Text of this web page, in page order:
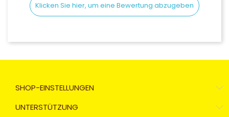
Klicken Sie hier, um eine Bewertung abzugeben
SHOP-EINSTELLUNGEN
UNTERSTÜTZUNG